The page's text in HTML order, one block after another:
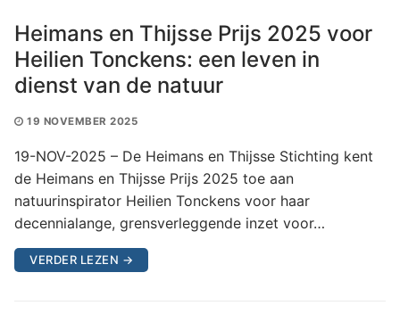
Heimans en Thijsse Prijs 2025 voor
Heilien Tonckens: een leven in
dienst van de natuur
19 NOVEMBER 2025
19-NOV-2025 – De Heimans en Thijsse Stichting kent
de Heimans en Thijsse Prijs 2025 toe aan
natuurinspirator Heilien Tonckens voor haar
decennialange, grensverleggende inzet voor…
VERDER LEZEN →